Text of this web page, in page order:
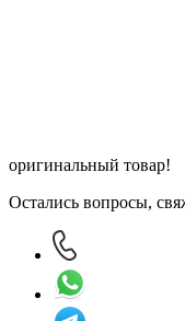
оригинальный товар!
Остались вопросы,